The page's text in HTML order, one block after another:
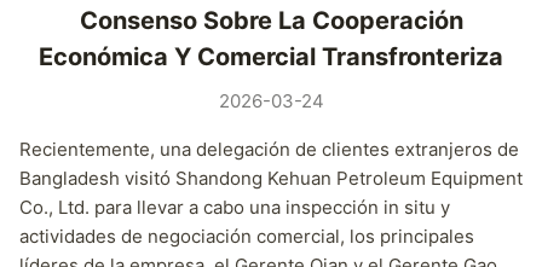
Consenso Sobre La Cooperación
Económica Y Comercial Transfronteriza
2026-03-24
Recientemente, una delegación de clientes extranjeros de
Bangladesh visitó Shandong Kehuan Petroleum Equipment
Co., Ltd. para llevar a cabo una inspección in situ y
actividades de negociación comercial, los principales